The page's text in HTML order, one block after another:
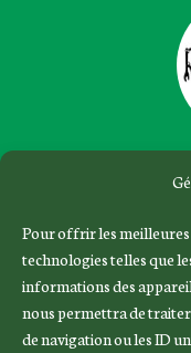
Pour offrir les meilleures
technologies telles que
informations des
nous permettra de
de navigation ou les ID